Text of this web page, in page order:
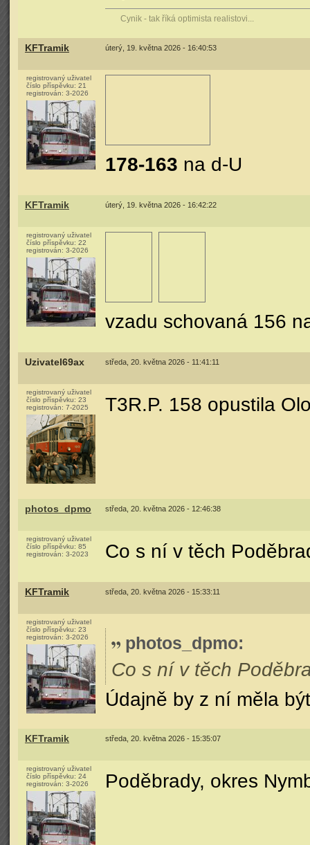
Cynik - tak říká optimista realistovi...
KFTramik úterý, 19. května 2026 - 16:40:53
registrovaný uživatel
číslo příspěvku: 21
registrován: 3-2026
178-163 na d-U
KFTramik úterý, 19. května 2026 - 16:42:22
registrovaný uživatel
číslo příspěvku: 22
registrován: 3-2026
vzadu schovaná 156
Uzivatel69ax středa, 20. května 2026 - 11:41:11
registrovaný uživatel
číslo příspěvku: 23
registrován: 7-2025 T3R.P. 158 opustila
photos_dpmo středa, 20. května 2026 - 12:46:38
registrovaný uživatel
číslo příspěvku: 85
registrován: 3-2023 Co s ní v těch
KFTramik středa, 20. května 2026 - 15:33:11
registrovaný uživatel
číslo příspěvku: 23
registrován: 3-2026 photos_dpmo:
Co s ní v těch
Údajně by z ní měla
KFTramik středa, 20. května 2026 - 15:35:07
registrovaný uživatel
číslo příspěvku: 24
registrován: 3-2026 Poděbrady, okres